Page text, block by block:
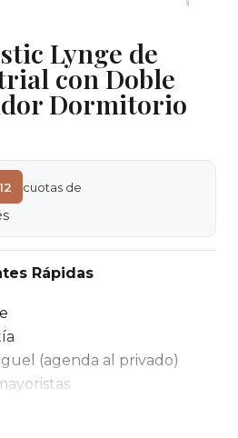
Lynge de
con Doble
Dormitorio
12 cuotas de
Rápidas
(agenda al privado)
que ayuda a